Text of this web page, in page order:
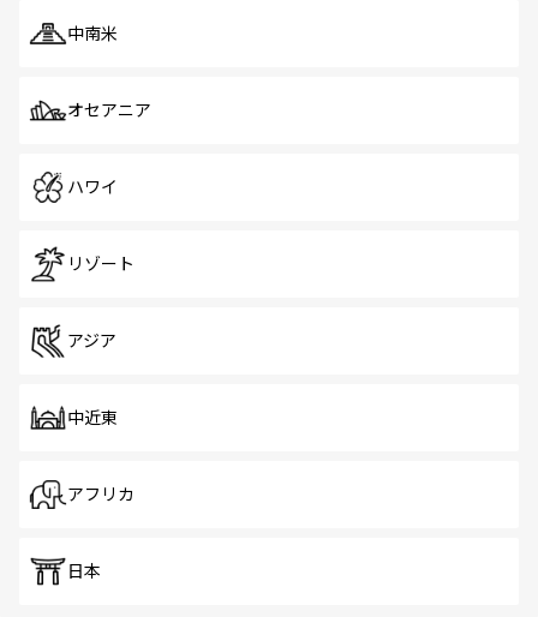
中南米
オセアニア
ハワイ
リゾート
アジア
中近東
アフリカ
日本